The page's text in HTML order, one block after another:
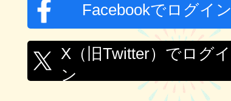
Facebookでログイン
X（旧Twitter）でログイ
ン